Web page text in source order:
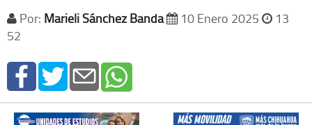
Por: Marieli Sánchez Banda 10 Enero 2025
13
52